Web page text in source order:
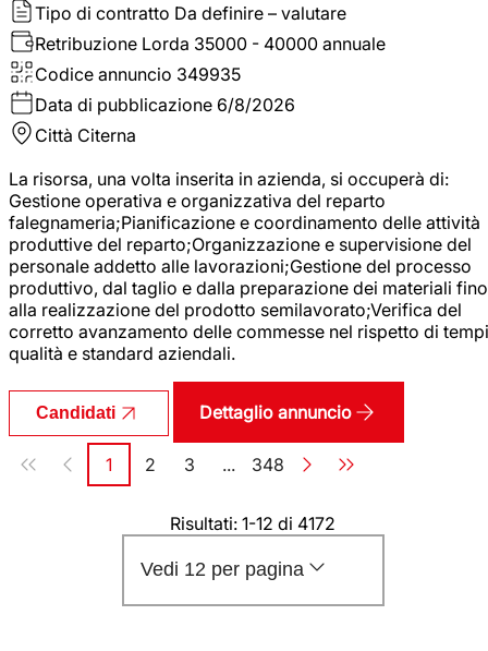
Tipo di contratto Da definire – valutare
Retribuzione Lorda 35000 - 40000 annuale
Codice annuncio 349935
Data di pubblicazione 6/8/2026
Città Citerna
La risorsa, una volta inserita in azienda, si occuperà di:
Gestione operativa e organizzativa del reparto
falegnameria;Pianificazione e coordinamento delle attività
produttive del reparto;Organizzazione e supervisione del
personale addetto alle lavorazioni;Gestione del processo
produttivo, dal taglio e dalla preparazione dei materiali fino
alla realizzazione del prodotto semilavorato;Verifica del
corretto avanzamento delle commesse nel rispetto di
qualità e standard aziendali.
Candidati Dettaglio annuncio
Paginazione
Pagina
1 Pagina
2 Pagina
3 ... Pagina
348
Risultati: 1-12 di 4172
Vedi 12 per pagina